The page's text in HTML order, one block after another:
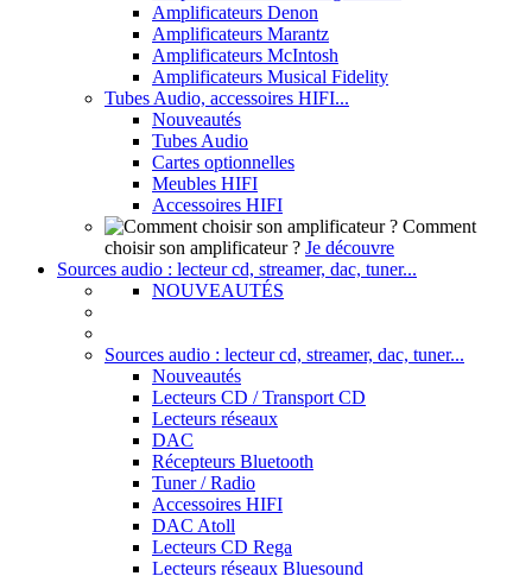
Amplificateurs Denon
Amplificateurs Marantz
Amplificateurs McIntosh
Amplificateurs Musical Fidelity
Tubes Audio, accessoires HIFI...
Nouveautés
Tubes Audio
Cartes optionnelles
Meubles HIFI
Accessoires HIFI
Comment
choisir son amplificateur ? Je découvre
Sources audio : lecteur cd, streamer, dac, tuner...
NOUVEAUTÉS
Sources audio : lecteur cd, streamer, dac, tuner...
Nouveautés
Lecteurs CD / Transport CD
Lecteurs réseaux
DAC
Récepteurs Bluetooth
Tuner / Radio
Accessoires HIFI
DAC Atoll
Lecteurs CD Rega
Lecteurs réseaux Bluesound